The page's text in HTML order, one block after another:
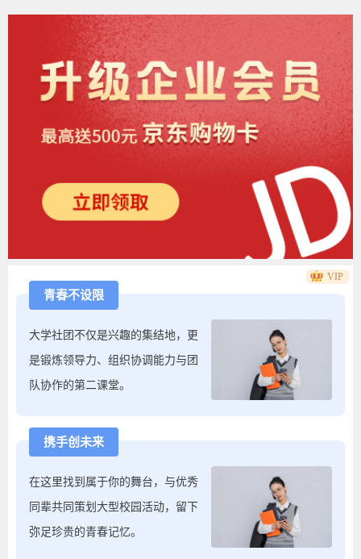
青春不设限
大学社团不仅是兴趣的集结地，更
是锻炼领导力、组织协调能力与团
队协作的第二课堂。
携手创未来
在这里找到属于你的舞台，与优秀
同辈共同策划大型校园活动，留下
弥足珍贵的青春记忆。
VIP